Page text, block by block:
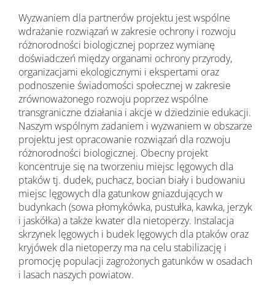
Wyzwaniem dla partnerów projektu jest wspólne
wdrażanie rozwiązań w zakresie ochrony i rozwoju
różnorodności biologicznej poprzez wymianę
doświadczeń między organami ochrony przyrody,
organizacjami ekologicznymi i ekspertami oraz
podnoszenie świadomości społecznej w zakresie
zrównoważonego rozwoju poprzez wspólne
transgraniczne działania i akcje w dziedzinie edukacji.
Naszym wspólnym zadaniem i wyzwaniem w obszarze
projektu jest opracowanie rozwiązań dla rozwoju
różnorodności biologicznej. Obecny projekt
koncentruje się na tworzeniu miejsc lęgowych dla
ptaków tj. dudek, puchacz, bocian biały i budowaniu
miejsc lęgowych dla gatunkow gniazdujących w
budynkach (sowa płomykówka, pustułka, kawka, jerzyk
i jaskółka) a także kwater dla nietoperzy. Instalacja
skrzynek lęgowych i budek lęgowych dla ptaków oraz
kryjówek dla nietoperzy ma na celu stabilizację i
promocję populacji zagrożonych gatunków w osadach
i lasach naszych powiatow.